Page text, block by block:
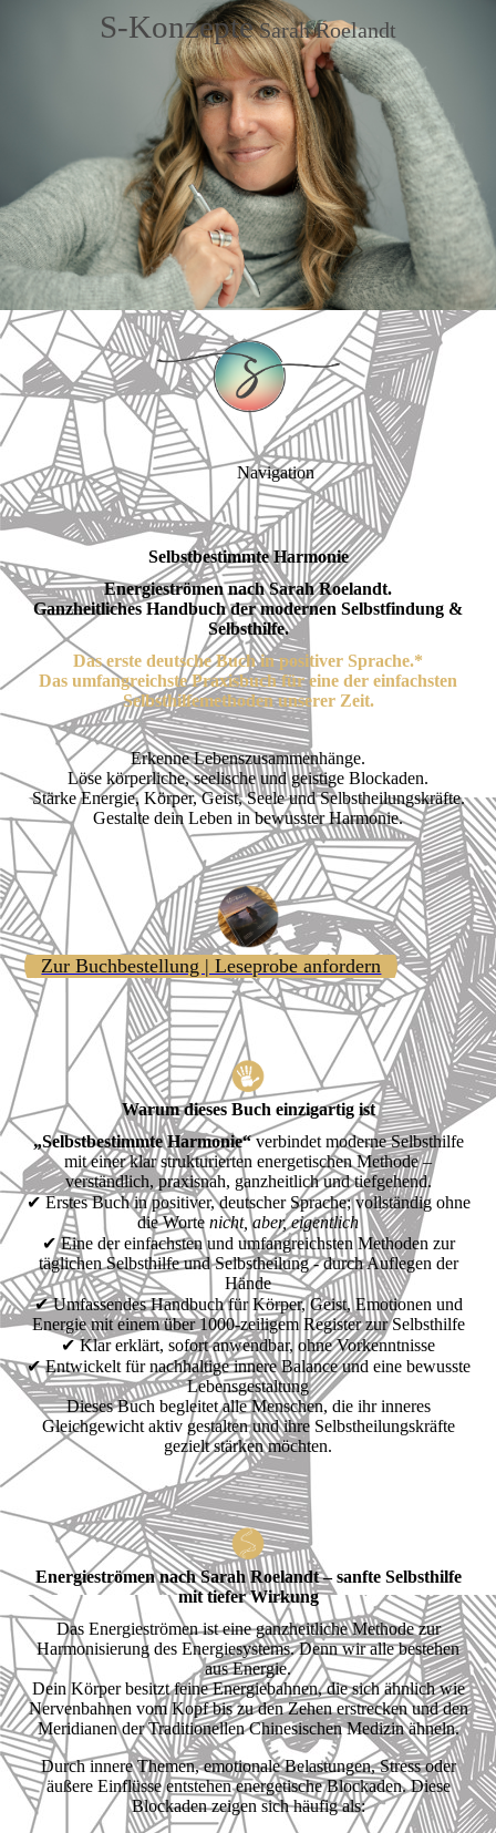
S-Konzepte Sarah Roelandt
Navigation
Selbstbestimmte Harmonie
Energieströmen nach Sarah Roelandt.
Ganzheitliches Handbuch der modernen Selbstfindung &
Selbsthilfe.
Das erste deutsche Buch in positiver Sprache.*
Das umfangreichste Praxisbuch für eine der einfachsten
Selbsthilfemethoden unserer Zeit.
Erkenne Lebenszusammenhänge.
Löse körperliche, seelische und geistige Blockaden.
Stärke Energie, Körper, Geist, Seele und Selbstheilungskräfte.
Gestalte dein Leben in bewusster Harmonie.
Zur Buchbestellung | Leseprobe anfordern
Warum dieses Buch einzigartig ist
„Selbstbestimmte Harmonie“verbindet moderne Selbsthilfe
mit einer klar strukturierten energetischen Methode –
verständlich, praxisnah, ganzheitlich und tiefgehend.
✔ Erstes Buch in positiver, deutscher Sprache; vollständig ohne
die Worte nicht, aber, eigentlich
✔ Eine der einfachsten und umfangreichsten Methoden zur
täglichen Selbsthilfe und Selbstheilung - durch Auflegen der
Hände
✔ Umfassendes Handbuch für Körper, Geist, Emotionen und
Energie mit einem über 1000-zeiligem Register zur Selbsthilfe
✔ Klar erklärt, sofort anwendbar, ohne Vorkenntnisse
✔ Entwickelt für nachhaltige innere Balance und eine bewusste
Lebensgestaltung
Dieses Buch begleitet alle Menschen, die ihr inneres
Gleichgewicht aktiv gestalten und ihre Selbstheilungskräfte
gezielt stärken möchten.
Energieströmen nach Sarah Roelandt – sanfte Selbsthilfe
mit tiefer Wirkung
Das Energieströmen ist eine ganzheitliche Methode zur
Harmonisierung des Energiesystems. Denn wir alle bestehen
aus Energie.
Dein Körper besitzt feine Energiebahnen, die sich ähnlich wie
Nervenbahnen vom Kopf bis zu den Zehen erstrecken und den
Meridianen der Traditionellen Chinesischen Medizin ähneln.
Durch innere Themen, emotionale Belastungen, Stress oder
äußere Einflüsse entstehen energetische Blockaden. Diese
Blockaden zeigen sich häufig als: